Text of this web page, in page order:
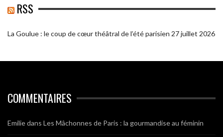
RSS
La Goulue : le coup de cœur théâtral de l’été parisien 27 juillet 2026
COMMENTAIRES
Emiliedans Les Mâchonnes de Paris : la gourmandise au féminin